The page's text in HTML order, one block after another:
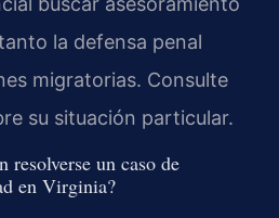
la defensa penal
migratorias. Consulte
su situación particular.
resolverse un caso de
en Virginia?